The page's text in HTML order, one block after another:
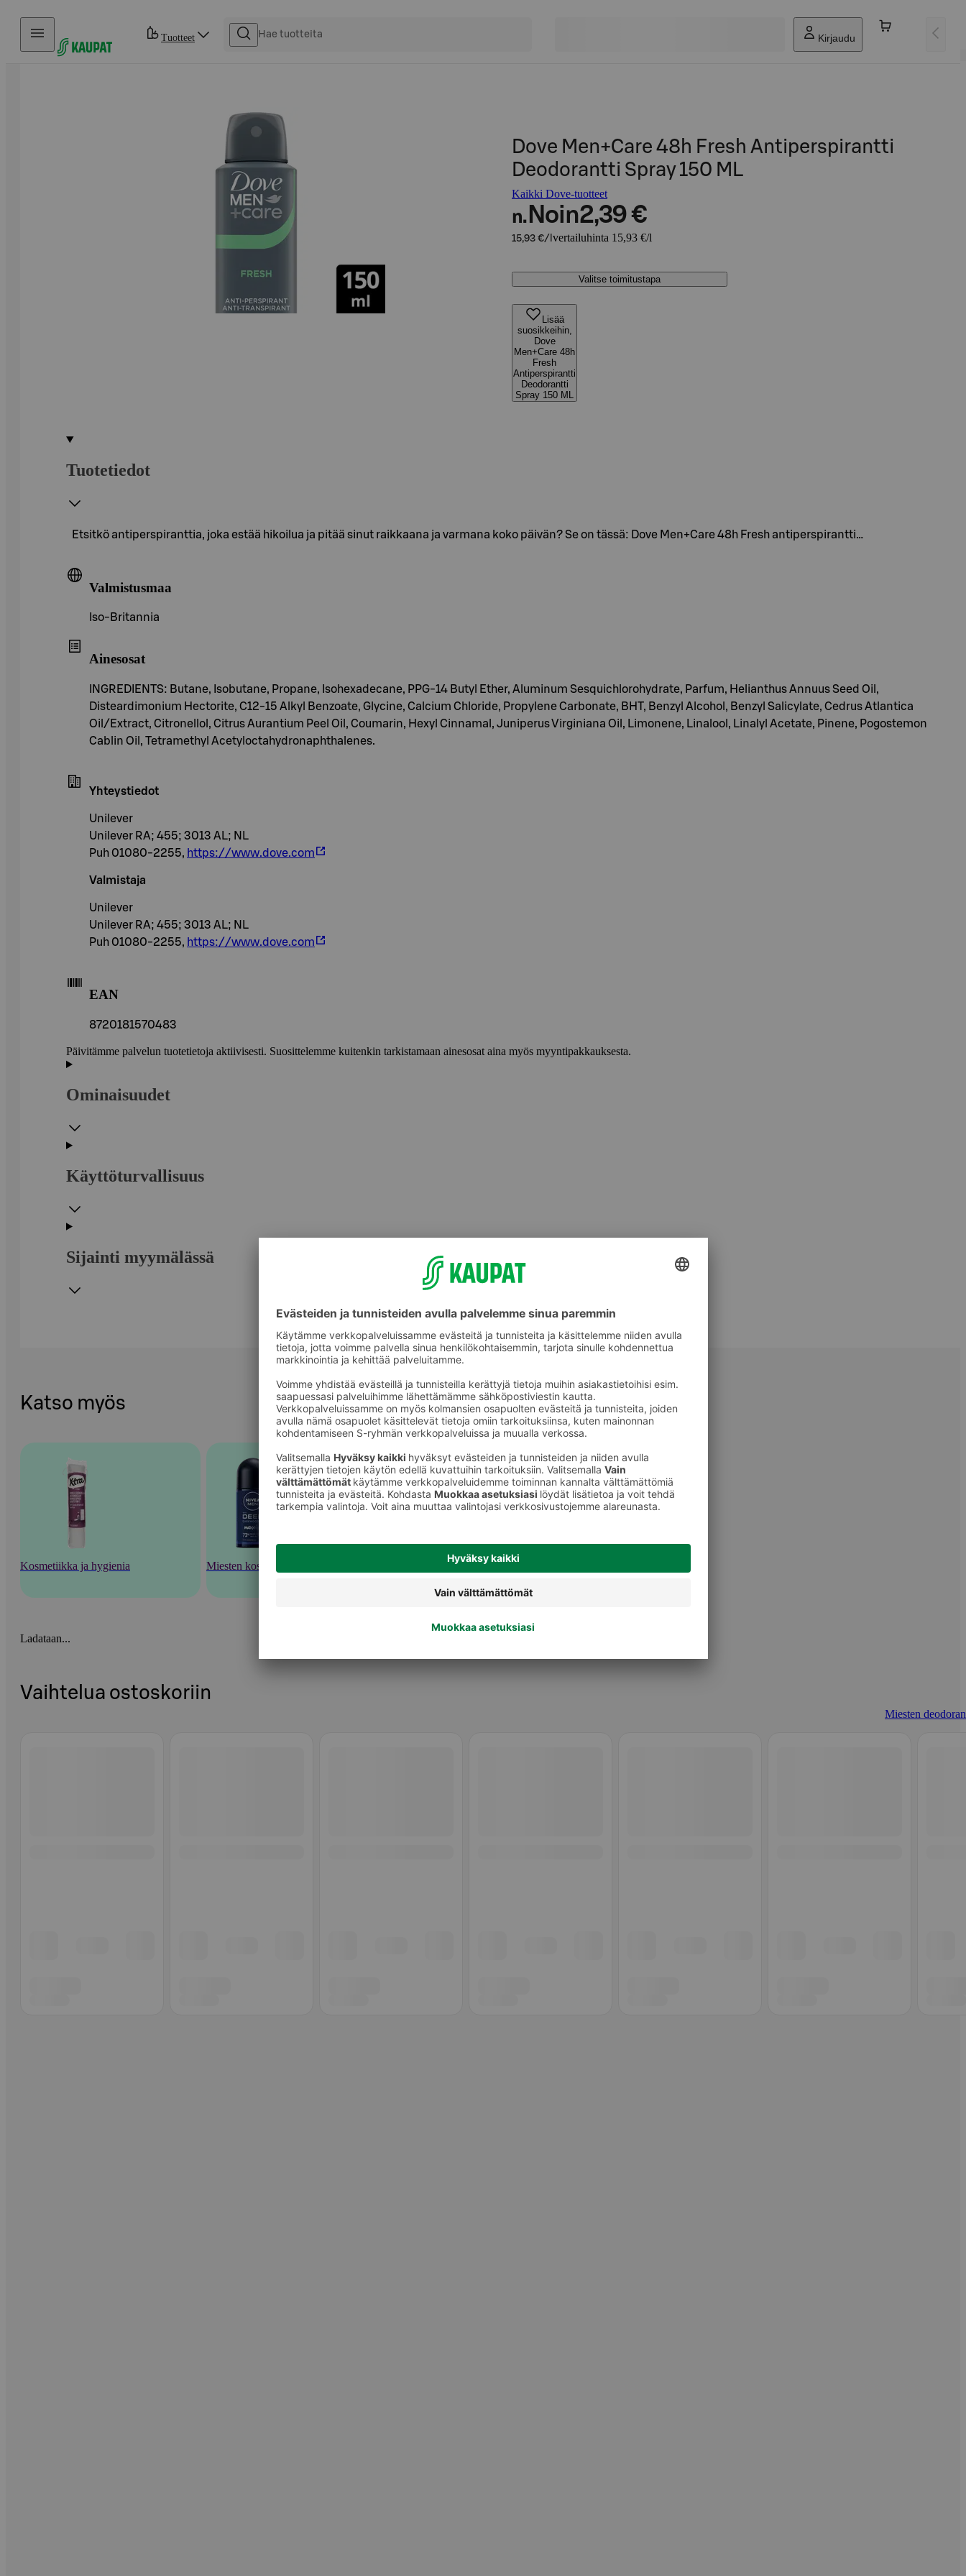
Hyppää sisältöön
Tuotteet Kirjaudu
Dove Men+Care 48h Fresh Antiperspirantti
Deodorantti Spray 150 ML
Kaikki Dove-tuotteet
n. Noin2,39 €
15,93 €/l vertailuhinta 15,93 €/l
Valitse toimitustapa
Lisää
suosikkeihin,
Dove
Men+Care 48h
Fresh
Antiperspirantti
Deodorantti
Spray 150 ML
Tuotetiedot
Etsitkö antiperspiranttia, joka estää hikoilua ja pitää sinut raikkaana ja varmana koko päivän? Se on tässä: Dove Men+Care 48h Fresh antiperspirantti…
Valmistusmaa
Iso-Britannia
Ainesosat
INGREDIENTS: Butane, Isobutane, Propane, Isohexadecane, PPG-14 Butyl Ether, Aluminum Sesquichlorohydrate, Parfum, Helianthus Annuus Seed Oil,
Disteardimonium Hectorite, C12-15 Alkyl Benzoate, Glycine, Calcium Chloride, Propylene Carbonate, BHT, Benzyl Alcohol, Benzyl Salicylate, Cedrus Atlantica
Oil/Extract, Citronellol, Citrus Aurantium Peel Oil, Coumarin, Hexyl Cinnamal, Juniperus Virginiana Oil, Limonene, Linalool, Linalyl Acetate, Pinene, Pogostemon
Cablin Oil, Tetramethyl Acetyloctahydronaphthalenes.
Yhteystiedot
Unilever
Unilever RA; 455; 3013 AL; NL
Puh 01080-2255, https://www.dove.com
Valmistaja
Unilever
Unilever RA; 455; 3013 AL; NL
Puh 01080-2255, https://www.dove.com
EAN
8720181570483
Päivitämme palvelun tuotetietoja aktiivisesti. Suosittelemme kuitenkin tarkistamaan ainesosat aina myös myyntipakkauksesta.
Ominaisuudet
Käyttöturvallisuus
Sijainti myymälässä
Katso myös
Kosmetiikka ja hygienia Miesten kosmetiikka Miesten deodorantit
Ladataan...
Vaihtelua ostoskoriin
Miesten